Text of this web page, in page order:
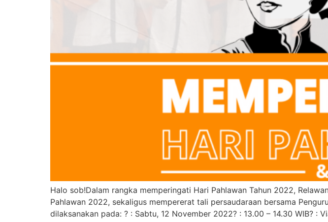
Halo sob!Dalam rangka memperingati Hari Pahlawan Tahun 2022,
Pahlawan 2022, sekaligus mempererat tali persaudaraan bersama
dilaksanakan pada: ? : Sabtu, 12 November 2022? : 13.00 – 14.30 WIB? :